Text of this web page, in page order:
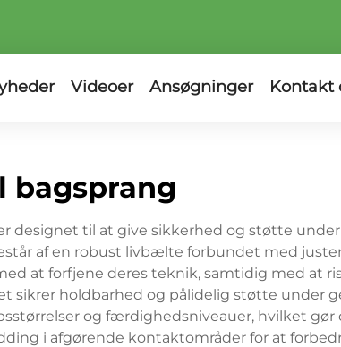
Videoer Ansøgninger Kontakt
til at give sikkerhed og støtte
af en robust livbælte forbundet med
at forfjene deres teknik, samtidig med at
holdbarhed og pålidelig støtte under
og færdighedsniveauer, hvilket gør
i afgørende kontaktområder for at